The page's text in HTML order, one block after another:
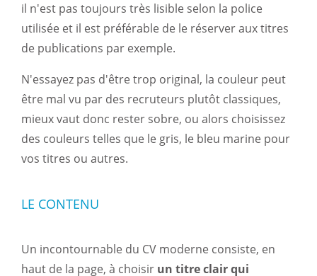
il n'est pas toujours très lisible selon la police
utilisée et il est préférable de le réserver aux titres
de publications par exemple.
N'essayez pas d'être trop original, la couleur peut
être mal vu par des recruteurs plutôt classiques,
mieux vaut donc rester sobre, ou alors choisissez
des couleurs telles que le gris, le bleu marine pour
vos titres ou autres.
LE CONTENU
Un incontournable du CV moderne consiste, en
haut de la page, à choisir un titre clair qui